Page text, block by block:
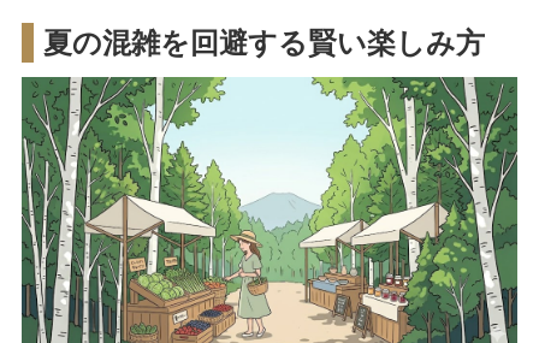
夏の混雑を回避する賢い楽しみ方